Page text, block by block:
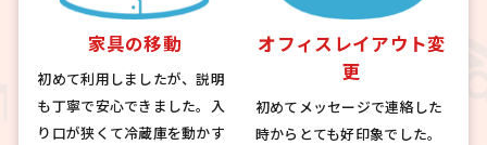
家具の移動
初めて利用しましたが、説明
も丁寧で安心できました。入
り口が狭くて冷蔵庫を動かす
オフィスレイアウト変
更
初めてメッセージで連絡した
時からとても好印象でした。